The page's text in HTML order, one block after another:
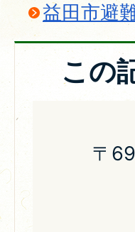
益田市避
この
〒